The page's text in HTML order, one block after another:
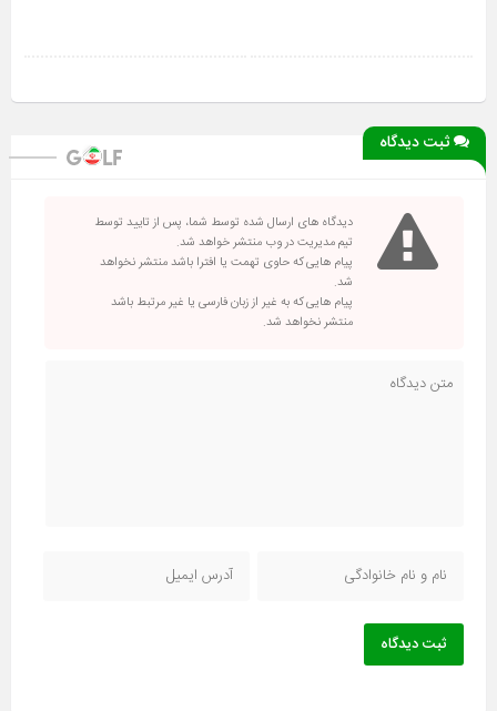
ثبت دیدگاه
دیدگاه های ارسال شده توسط شما، پس از تایید توسط
تیم مدیریت در وب منتشر خواهد شد.
پیام هایی که حاوی تهمت یا افترا باشد منتشر نخواهد
شد.
پیام هایی که به غیر از زبان فارسی یا غیر مرتبط باشد
منتشر نخواهد شد.
ثبت دیدگاه